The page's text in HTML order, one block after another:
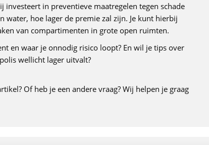
investeert in preventieve maatregelen tegen schade
hoe lager de premie zal zijn. Je kunt hierbij
van compartimenten in grote open ruimten.
en waar je onnodig risico loopt? En wil je tips over
wellicht lager uitvalt?
Of heb je een andere vraag? Wij helpen je graag